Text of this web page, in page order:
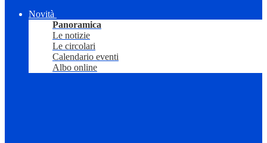
Novità
Panoramica
Le notizie
Le circolari
Calendario eventi
Albo online